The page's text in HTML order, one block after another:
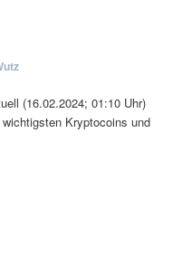
(16.02.2024; 01:10 Uhr)
Kryptocoins und